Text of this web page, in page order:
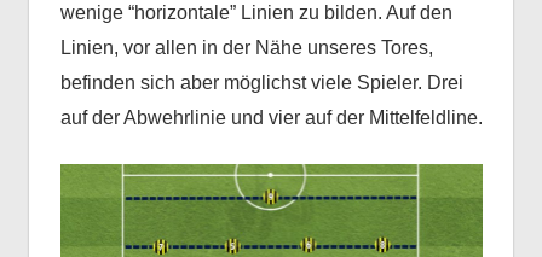
wenige “horizontale” Linien zu bilden. Auf den
Linien, vor allen in der Nähe unseres Tores,
befinden sich aber möglichst viele Spieler. Drei
auf der Abwehrlinie und vier auf der Mittelfeldline.